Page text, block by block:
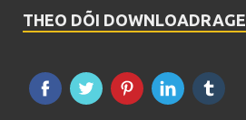
THEO DÕI DOWNLOADRAGE